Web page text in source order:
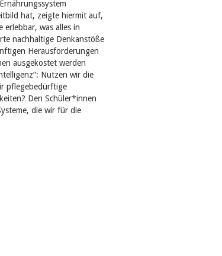
hat, zeigte hiermit auf,
was alles in
nachhaltige Denkanstöße
Herausforderungen
ausgekostet werden
Nutzen wir die
pflegebedürftige
Den Schüler*innen
die wir für die